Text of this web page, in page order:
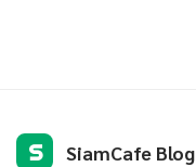
S SiamCafe Blog